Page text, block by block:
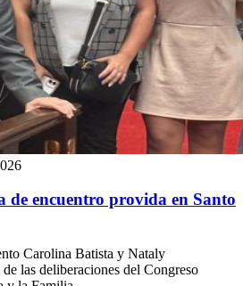
encuentro provida en Santo
Carolina Batista y Nataly
las deliberaciones del Congreso